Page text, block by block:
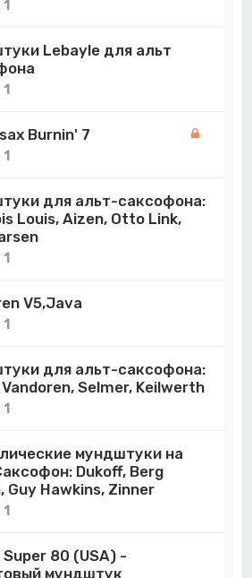
1
Lebayle для альт
1
Burnin' 7
1
для альт-саксофона:
Louis, Aizen, Otto Link,
1
V5,Java
1
для альт-саксофона:
Vandoren, Selmer, Keilwerth
1
мундштуки на
Dukoff, Berg
Guy Hawkins, Zinner
1
Super 80 (USA) -
мундштук